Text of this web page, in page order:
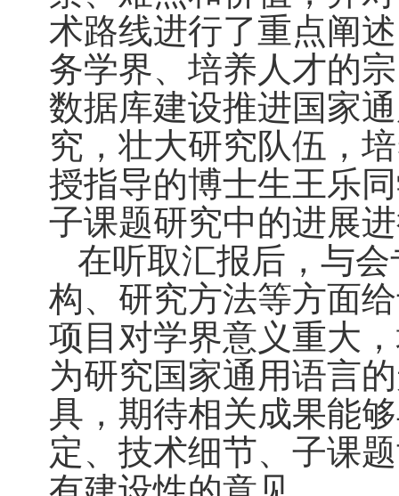
术路线进行了重点阐
务学界、培养人才的
数据库建设推进国家
究，壮大研究队伍，
授指导的博士生王乐
子课题研究中的进展
在听取汇报后，与
构、研究方法等方面
项目对学界意义重大
为研究国家通用语言
具，期待相关成果能
定、技术细节、子课